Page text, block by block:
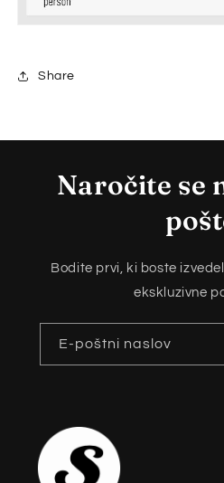
Share
Naročite se
Bodite prvi, ki boste
ekskluzivne
E-poštni naslov